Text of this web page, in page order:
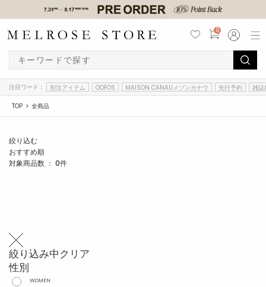
0
注目ワード： 別注アイテム OOFOS MAISON CANAUメゾンカナウ 先行予約 雑誌
TOP 全商品
絞り込む
おすすめ順
対象商品数 ： 0件
絞り込み中クリア
性別
WOMEN